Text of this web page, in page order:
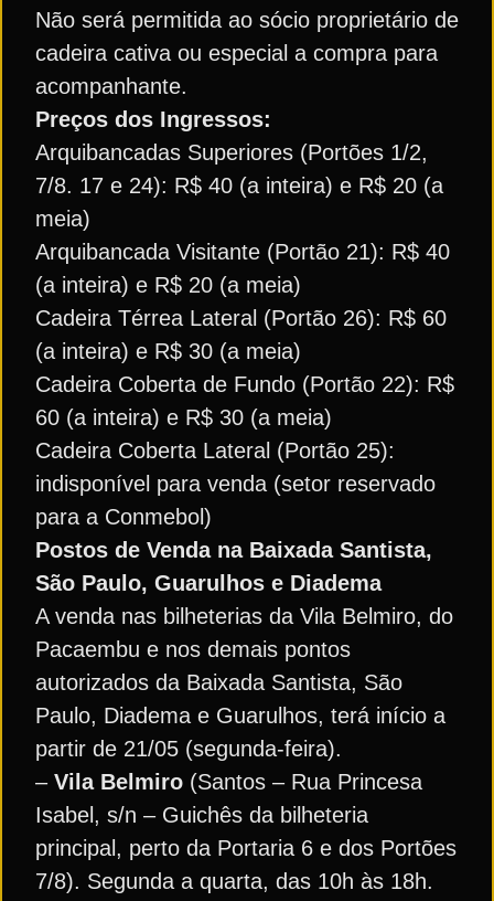
Não será permitida ao sócio proprietário de
cadeira cativa ou especial a compra para
acompanhante.
Preços dos Ingressos:
Arquibancadas Superiores (Portões 1/2,
7/8. 17 e 24): R$ 40 (a inteira) e R$ 20 (a
meia)
Arquibancada Visitante (Portão 21): R$ 40
(a inteira) e R$ 20 (a meia)
Cadeira Térrea Lateral (Portão 26): R$ 60
(a inteira) e R$ 30 (a meia)
Cadeira Coberta de Fundo (Portão 22): R$
60 (a inteira) e R$ 30 (a meia)
Cadeira Coberta Lateral (Portão 25):
indisponível para venda (setor reservado
para a Conmebol)
Postos de Venda na Baixada Santista,
São Paulo, Guarulhos e Diadema
A venda nas bilheterias da Vila Belmiro, do
Pacaembu e nos demais pontos
autorizados da Baixada Santista, São
Paulo, Diadema e Guarulhos, terá início a
partir de 21/05 (segunda-feira).
– Vila Belmiro (Santos – Rua Princesa
Isabel, s/n – Guichês da bilheteria
principal, perto da Portaria 6 e dos Portões
7/8). Segunda a quarta, das 10h às 18h.